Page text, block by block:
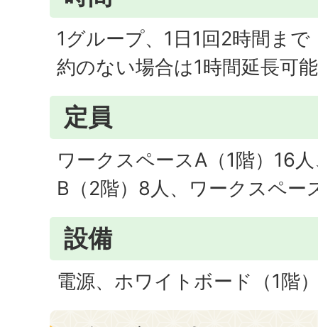
1グループ、1日1回2時間ま
約のない場合は1時間延長可
定員
ワークスペースA（1階）16
B（2階）8人、ワークスペー
設備
電源、ホワイトボード（1階